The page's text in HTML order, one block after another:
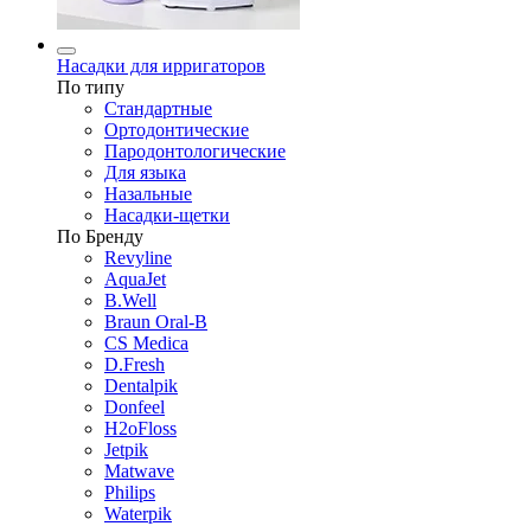
Насадки для ирригаторов
По типу
Стандартные
Ортодонтические
Пародонтологические
Для языка
Назальные
Насадки-щетки
По Бренду
Revyline
AquaJet
B.Well
Braun Oral-B
CS Medica
D.Fresh
Dentalpik
Donfeel
H2oFloss
Jetpik
Matwave
Philips
Waterpik